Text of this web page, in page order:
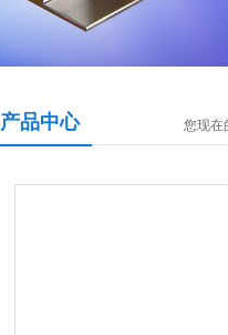
产品中心 您现在